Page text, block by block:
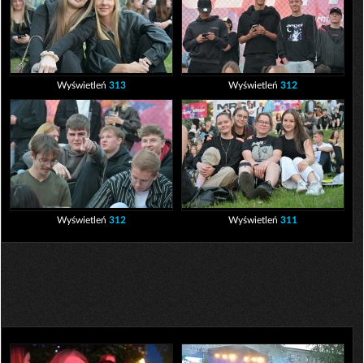
Wyświetleń 313 Wyświetleń 312
Wyświetleń 312 Wyświetleń 311